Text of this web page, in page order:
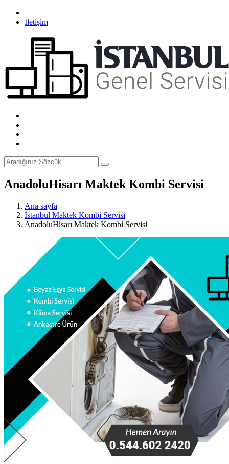
İletişim
AnadoluHisarı Maktek Kombi Servisi
Ana sayfa
İstanbul Maktek Kombi Servisi
AnadoluHisarı Maktek Kombi Servisi